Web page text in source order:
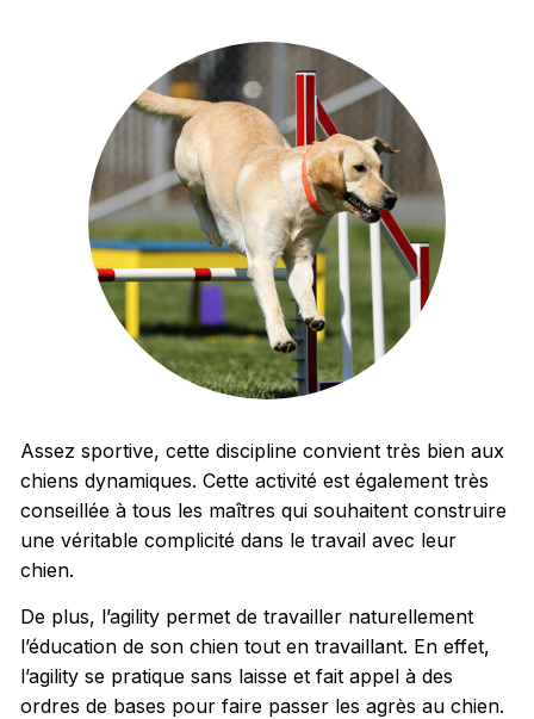
Assez sportive, cette discipline convient très bien aux
chiens dynamiques. Cette activité est également très
conseillée à tous les maîtres qui souhaitent construire
une véritable complicité dans le travail avec leur
chien.
De plus, l’agility permet de travailler naturellement
l’éducation de son chien tout en travaillant. En effet,
l’agility se pratique sans laisse et fait appel à des
ordres de bases pour faire passer les agrès au chien.